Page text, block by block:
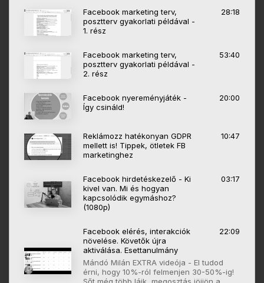
Facebook marketing terv,
posztterv gyakorlati példával -
1. rész
28:18
Facebook marketing terv,
posztterv gyakorlati példával -
2. rész
53:40
Facebook nyereményjáték -
Így csináld!
20:00
Reklámozz hatékonyan GDPR
mellett is! Tippek, ötletek FB
marketinghez
10:47
Facebook hirdetéskezelő - Ki
kivel van. Mi és hogyan
kapcsolódik egymáshoz?
(1080p)
03:17
Facebook elérés, interakciók
növelése. Követők újra
aktiválása. Esettanulmány
22:09
Mándó Milán EXTRA videója - El tudod
érni, hogy 10%-ról felmenjen 30-50%-ig!